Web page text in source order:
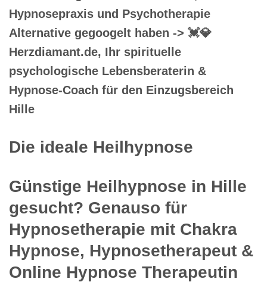
Hypnosepraxis und Psychotherapie
Alternative gegoogelt haben -> 💓️💎
Herzdiamant.de, Ihr spirituelle
psychologische Lebensberaterin &
Hypnose-Coach für den Einzugsbereich
Hille
Die ideale Heilhypnose
Günstige Heilhypnose in Hille
gesucht? Genauso für
Hypnosetherapie mit Chakra
Hypnose, Hypnosetherapeut &
Online Hypnose Therapeutin